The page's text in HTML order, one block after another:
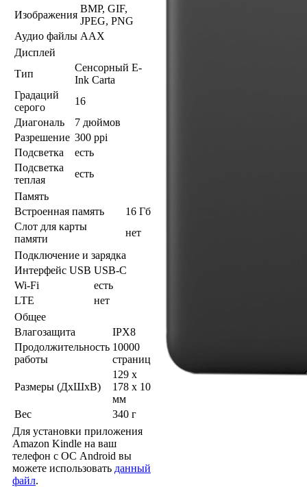
Изображения
BMP, GIF,
JPEG, PNG
Аудио файлы AAX
Дисплей
Тип
Сенсорный E-
Ink Carta
Градаций
серого
16
Диагональ
7 дюймов
Разрешение 300 ppi
Подсветка
есть
Подсветка
теплая
есть
Память
Встроенная память
16 Гб
Слот для карты
памяти
нет
Подключение и зарядка
Интерфейс USB USB-C
Wi-Fi
есть
LTE
нет
Общее
Влагозащита
IPX8
Продолжительность
работы
10000
страниц
Размеры (ДхШхВ)
129 x
178 x 10
мм
Вес
340 г
Для установки приложения
Amazon Kindle на ваш
телефон с ОС Android вы
можете использовать данный
файл.